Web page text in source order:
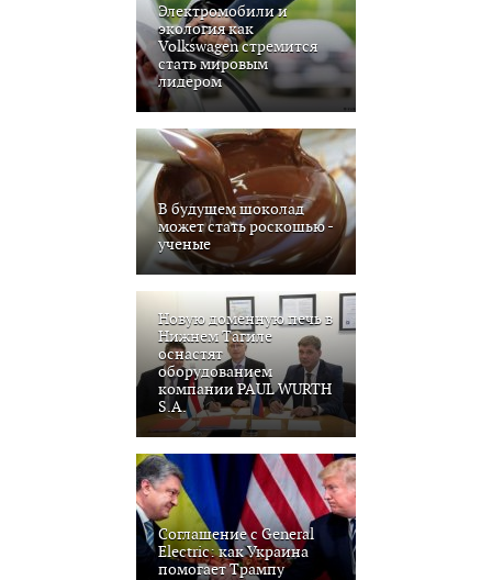
Электромобили и
экология как
Volkswagen стремится
стать мировым
лидером
В будущем шоколад
может стать роскошью -
ученые
Новую доменную печь в
Нижнем Тагиле
оснастят
оборудованием
компании PAUL WURTH
S.A.
Соглашение с General
Electric: как Украина
помогает Трампу